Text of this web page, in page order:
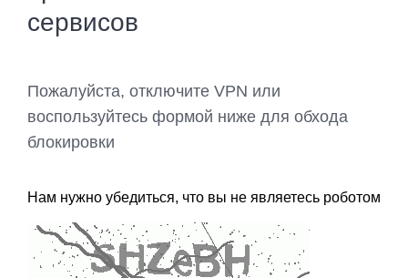
сервисов
Пожалуйста, отключите VPN или
воспользуйтесь формой ниже для обхода
блокировки
Нам нужно убедиться, что вы не являетесь роботом